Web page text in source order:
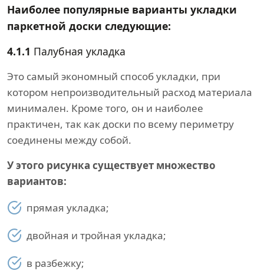
Наиболее популярные варианты укладки
паркетной доски следующие:
4.1.1 Палубная укладка
Это самый экономный способ укладки, при
котором непроизводительный расход материала
минимален. Кроме того, он и наиболее
практичен, так как доски по всему периметру
соединены между собой.
У этого рисунка существует множество
вариантов:
прямая укладка;
двойная и тройная укладка;
в разбежку;